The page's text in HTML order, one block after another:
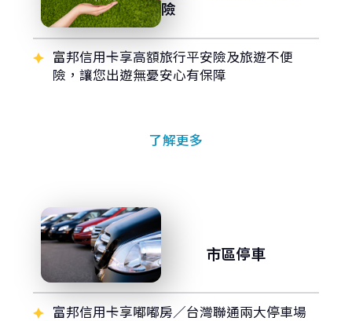
險
富邦信用卡享高額旅行平安險及旅遊不便
險，讓您出遊無憂安心有保障
了解更多
市區停車
富邦信用卡享嘟嘟房／台灣聯通兩大停車場